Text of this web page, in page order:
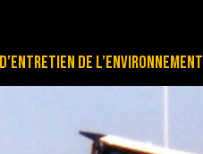
DE L’ENVIRONNEMENT